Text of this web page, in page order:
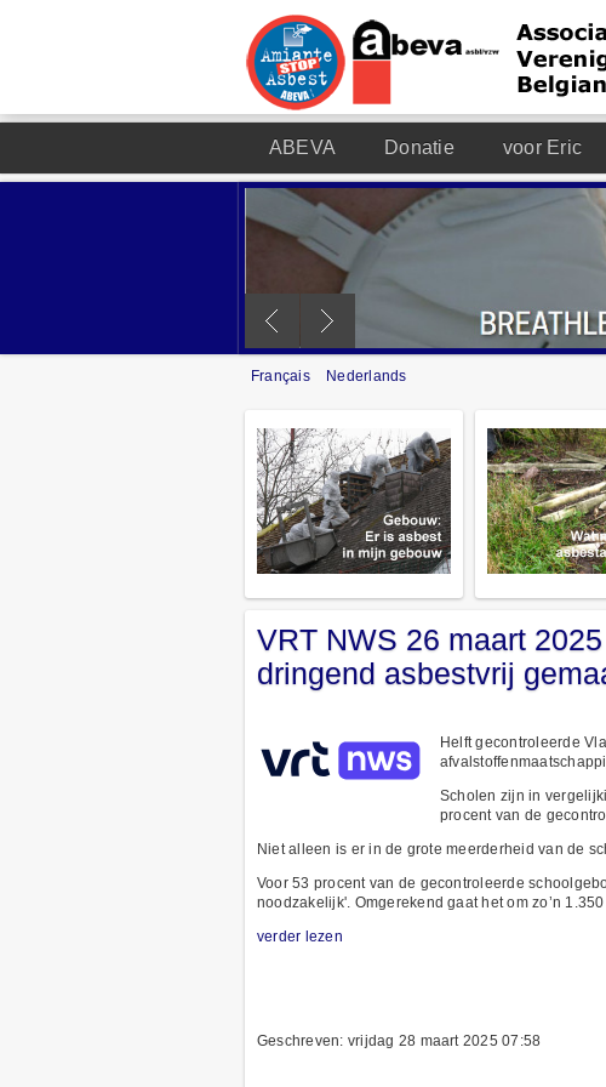
ABEVA Donatie voor Eric
Français Nederlands
VRT NWS 26 maart
dringend asbestvrij
Helft gecontroleerde
Scholen zijn in
procent van de
Niet alleen is er in de grote meerderheid van de
Voor 53 procent van de gecontroleerde
noodzakelijk'. Omgerekend gaat het om zo’n 1.350
verder lezen
Geschreven: vrijdag 28 maart 2025 07:58